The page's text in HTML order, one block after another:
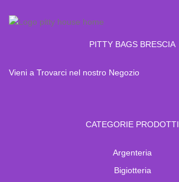
PITTY BAGS BRESCIA
Vieni a Trovarci nel nostro Negozio
CATEGORIE PRODOTTI
Argenteria
Bigiotteria